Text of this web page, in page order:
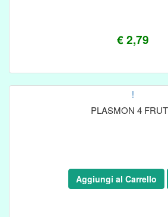
€ 2,79
!
PLASMON 4
Aggiungi al Carrello